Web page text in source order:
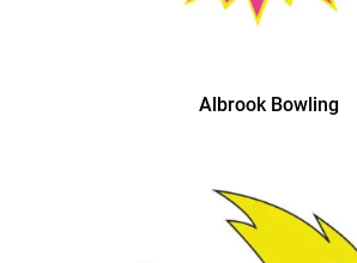
Albrook Bowling